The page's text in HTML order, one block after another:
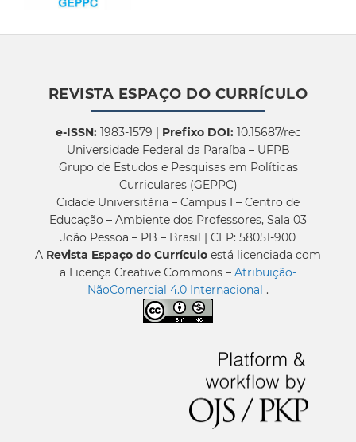
REVISTA ESPAÇO DO CURRÍCULO
e-ISSN:1983-1579 | Prefixo DOI:10.15687/rec
Universidade Federal da Paraíba – UFPB
Grupo de Estudos e Pesquisas em Políticas
Curriculares (GEPPC)
Cidade Universitária – Campus I – Centro de
Educação – Ambiente dos Professores, Sala 03
João Pessoa – PB – Brasil | CEP: 58051-900
A Revista Espaço do Currículo está licenciada com
a Licença Creative Commons – Atribuição-
NãoComercial 4.0 Internacional .